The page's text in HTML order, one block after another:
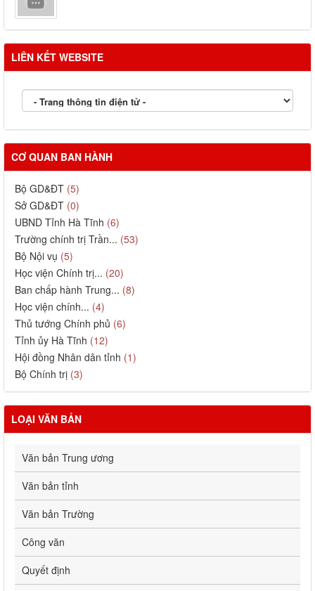
LIÊN KẾT WEBSITE
CƠ QUAN BAN HÀNH
Bộ GD&ĐT (5)
Sở GD&ĐT (0)
UBND Tỉnh Hà Tĩnh (6)
Trường chính trị Trần... (53)
Bộ Nội vụ (5)
Học viện Chính trị... (20)
Ban chấp hành Trung... (8)
Học viện chính... (4)
Thủ tướng Chính phủ (6)
Tỉnh ủy Hà Tĩnh (12)
Hội đồng Nhân dân tỉnh (1)
Bộ Chính trị (3)
LOẠI VĂN BẢN
Văn bản Trung ương
Văn bản tỉnh
Văn bản Trường
Công văn
Quyết định